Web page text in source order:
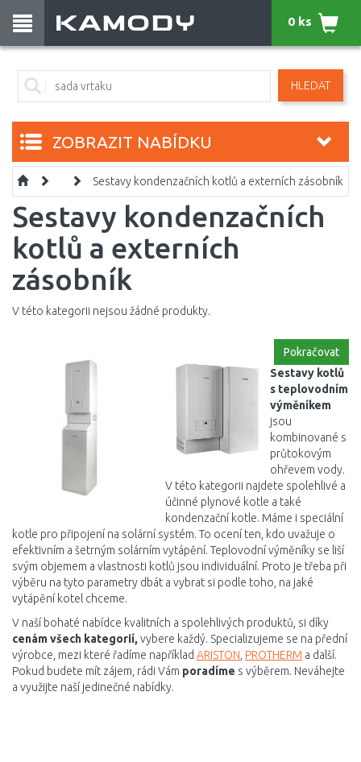
HLEDAT
0 ks
ZOBRAZIT NABÍDKU
Sestavy kondenzačních kotlů a externích zásobník
Sestavy kondenzačních
kotlů a externích
zásobník
V této kategorii nejsou žádné produkty.
Pokračovat
Sestavy kotlů
s teplovodním
výměníkem
jsou
kombinované s
průtokovým
ohřevem vody.
V této kategorii najdete spolehlivé a
účinné plynové kotle a také
kondenzační kotle. Máme i speciální
kotle pro připojení na solární systém. To ocení ten, kdo uvažuje o
efektivním a šetrným solárním vytápění. Teplovodní výměníky se liší
svým objemem a vlastnosti kotlů jsou individuální. Proto je třeba při
výběru na tyto parametry dbát a vybrat si podle toho, na jaké
vytápění kotel chceme.
V naší bohaté nabídce kvalitních a spolehlivých produktů, si díky
cenám všech kategorií, vybere každý. Specializujeme se na přední
výrobce, mezi které řadíme například ARISTON PROTHERM a další.
Pokud budete mít zájem, rádi Vám poradíme s výběrem. Neváhejte
a využijte naší jedinečné nabídky.